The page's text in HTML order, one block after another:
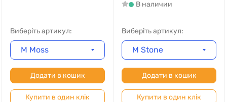
Виберіть артикул:
M Moss
Додати в кошик
Купити в один клік
В наличии
Виберіть артикул:
M Stone
Додати в кошик
Купити в один клік